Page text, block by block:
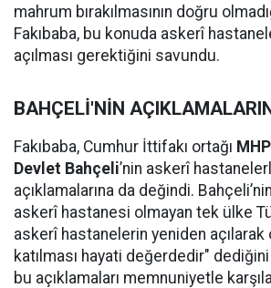
mahrum bırakılmasının doğru
Fakıbaba, bu konuda askerî
açılması gerektiğini savundu.
BAHÇELİ'NİN
Fakıbaba, Cumhur İttifakı ortağı
Devlet Bahçeli’nin askerî
açıklamalarına da değindi.
askerî hastanesi olmayan tek ülke
askerî hastanelerin yeniden
katılması hayati değerdedir" dediğini
bu açıklamaları memnuniyetle